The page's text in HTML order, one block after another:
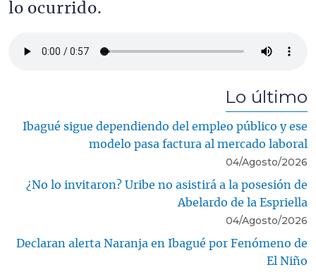
lo ocurrido.
Lo último
Ibagué sigue dependiendo del empleo público y ese
modelo pasa factura al mercado laboral
04/Agosto/2026
¿No lo invitaron? Uribe no asistirá a la posesión de
Abelardo de la Espriella
04/Agosto/2026
Declaran alerta Naranja en Ibagué por Fenómeno de
El Niño